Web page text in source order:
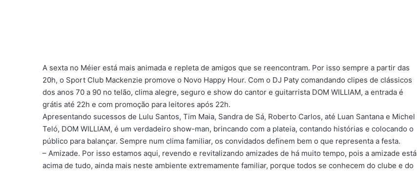
A sexta no Méier está mais animada e repleta de amigos que se reencontram. Por isso sempre a partir das
20h, o Sport Club Mackenzie promove o Novo Happy Hour. Com o DJ Paty comandando clipes de clássicos
dos anos 70 a 90 no telão, clima alegre, seguro e show do cantor e guitarrista DOM WILLIAM, a entrada é
grátis até 22h e com promoção para leitores após 22h.
Apresentando sucessos de Lulu Santos, Tim Maia, Sandra de Sá, Roberto Carlos, até Luan Santana e Michel
Teló, DOM WILLIAM, é um verdadeiro show-man, brincando com a plateia, contando histórias e colocando o
público para balançar. Sempre num clima familiar, os convidados definem bem o que representa a festa.
– Amizade. Por isso estamos aqui, revendo e revitalizando amizades de há muito tempo, pois a amizade está
acima de tudo, ainda mais neste ambiente extremamente familiar, porque todos se conhecem do clube e do